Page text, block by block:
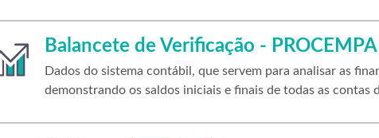
Balancete de Verificação - PROCEMPA
Dados do sistema contábil, que servem para analisar as
demonstrando os saldos iniciais e finais de todas as contas